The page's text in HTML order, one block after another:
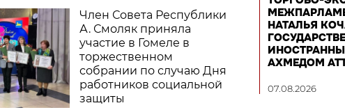
Член Совета Республики
А. Смоляк приняла
участие в Гомеле в
торжественном
собрании по случаю Дня
работников социальной
защиты
НАТАЛЬЯ
АХМЕДОМ
07.08.2026